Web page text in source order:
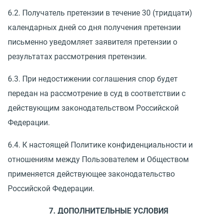
6.2. Получатель претензии в течение 30 (тридцати)
календарных дней со дня получения претензии
письменно уведомляет заявителя претензии о
результатах рассмотрения претензии.
6.3. При недостижении соглашения спор будет
передан на рассмотрение в суд в соответствии с
действующим законодательством Российской
Федерации.
6.4. К настоящей Политике конфиденциальности и
отношениям между Пользователем и Обществом
применяется действующее законодательство
Российской Федерации.
7. ДОПОЛНИТЕЛЬНЫЕ УСЛОВИЯ